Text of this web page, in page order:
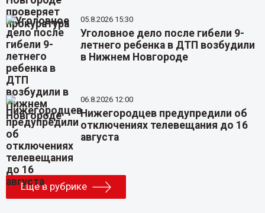
05.8.2026 15:30
Уголовное дело после гибели 9-
летнего ребенка в ДТП возбудили
в Нижнем Новгороде
06.8.2026 12:00
Нижегородцев предупредили об
отключениях телевещания до 16
августа
Еще в рубрике